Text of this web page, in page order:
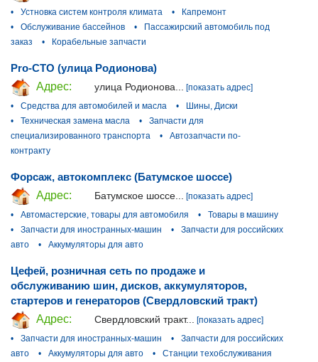
•
Устновка систем контроля климата •
Капремонт
•
Обслуживание бассейнов •
Пассажирский автомобиль под
заказ
• Корабельные запчасти
Pro-СТО (улица Родионова)
Адрес:
улица Родионова... [показать адрес]
•
Средства для автомобилей и масла •
Шины, Диски
•
Техническая замена масла •
Запчасти для
специализированного транспорта
•
Автозапчасти по-
контракту
Форсаж, автокомплекс (Батумское шоссе)
Адрес:
Батумское шоссе... [показать адрес]
•
Автомастерские, товары для автомобиля •
Товары в машину
•
Запчасти для иностранных-машин •
Запчасти для российских
авто
• Аккумуляторы для авто
Цефей, розничная сеть по продаже и
обслуживанию шин, дисков, аккумуляторов,
стартеров и генераторов (Свердловский тракт)
Адрес:
Свердловский тракт...
[показать адрес]
•
Запчасти для иностранных-машин •
Запчасти для российских
авто
• Аккумуляторы для авто •
Станции техобслуживания